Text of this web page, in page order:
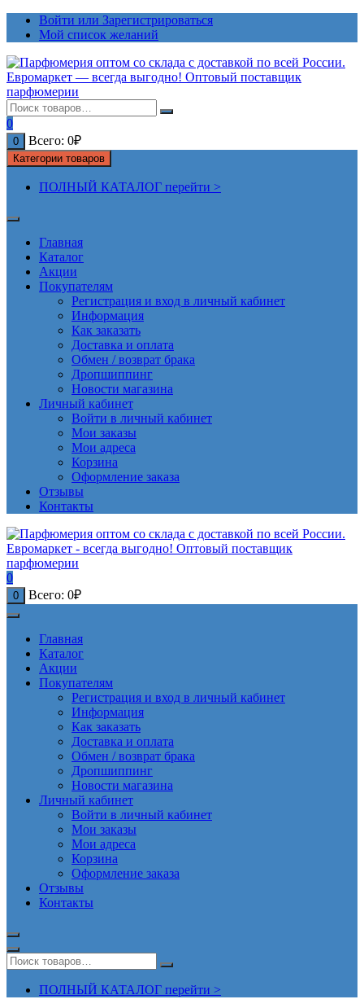
ПерейтиВойти или Зарегистрироваться
Мой список желаний
0
0 Всего: 0₽
Категории товаров
ПОЛНЫЙ КАТАЛОГ перейти >
Главная
Каталог
Акции
Покупателям
Регистрация и вход в личный кабинет
Информация
Как заказать
Доставка и оплата
Обмен / возврат брака
Дропшиппинг
Новости магазина
Личный кабинет
Войти в личный кабинет
Мои заказы
Мои адреса
Корзина
Оформление заказа
Отзывы
Контакты
0
0 Всего: 0₽
Главная
Каталог
Акции
Покупателям
Регистрация и вход в личный кабинет
Информация
Как заказать
Доставка и оплата
Обмен / возврат брака
Дропшиппинг
Новости магазина
Личный кабинет
Войти в личный кабинет
Мои заказы
Мои адреса
Корзина
Оформление заказа
Отзывы
Контакты
ПОЛНЫЙ КАТАЛОГ перейти >